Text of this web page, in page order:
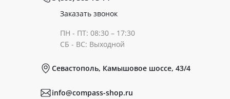
Заказать звонок
ПН - ПТ: 08:30 – 17:30
СБ - ВС: Выходной
Севастополь, Камышовое шоссе, 43/4
info@compass-shop.ru